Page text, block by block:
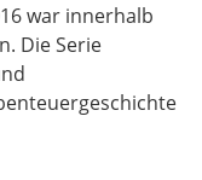
war innerhalb
Die Serie